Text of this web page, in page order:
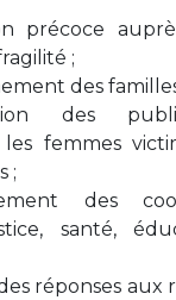
précoce
;
des
des
femmes
;
des
santé,
réponses aux